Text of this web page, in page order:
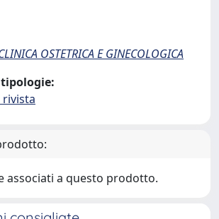
OSTETRICA E GINECOLOGICA
rivista
associati a questo prodotto.